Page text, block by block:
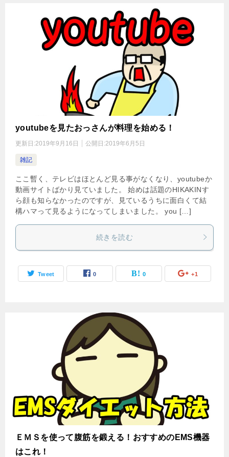
youtubeを見たおっさんが料理を始める！
更新日:2019年9月16日 公開日:2019年6月5日
雑記
ここ暫く、テレビはほとんど見る事がなくなり、youtubeか
動画サイトばかり見ていました。 始めは話題のHIKAKINす
ら顔も知らなかったのですが、見ているうちに面白くて結
構ハマって見るようになってしまいました。 you […]
続きを読む
Tweet 0 0 +1
ＥＭＳを使って腹筋を鍛える！おすすめのEMS機器
はこれ！